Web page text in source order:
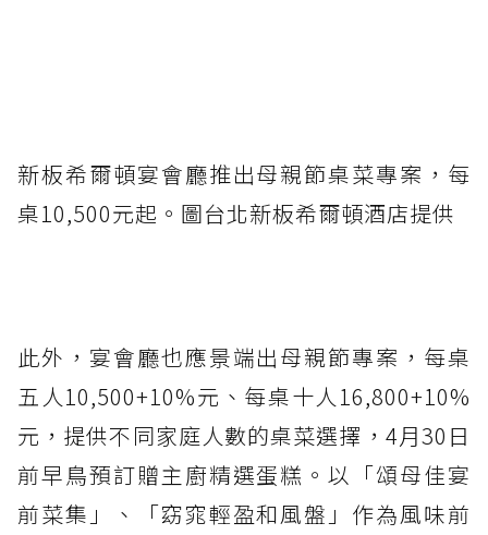
新板希爾頓宴會廳推出母親節桌菜專案，每
桌10,500元起。圖台北新板希爾頓酒店提供
此外，宴會廳也應景端出母親節專案，每桌
五人10,500+10%元、每桌十人16,800+10%
元，提供不同家庭人數的桌菜選擇，4月30日
前早鳥預訂贈主廚精選蛋糕。以「頌母佳宴